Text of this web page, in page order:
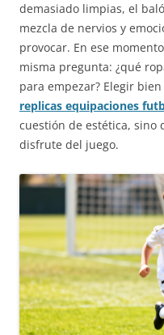
demasiado limpias, el
mezcla de nervios y
provocar. En ese
misma pregunta: ¿qué
para empezar? Elegir
replicas equipaciones
cuestión de estética, sino
disfrute del juego.